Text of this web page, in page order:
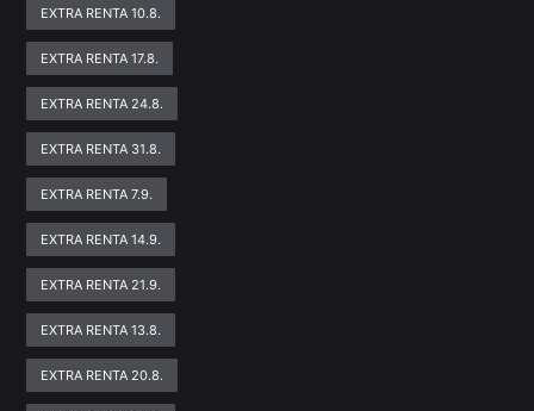
EXTRA RENTA 10.8.
EXTRA RENTA 17.8.
EXTRA RENTA 24.8.
EXTRA RENTA 31.8.
EXTRA RENTA 7.9.
EXTRA RENTA 14.9.
EXTRA RENTA 21.9.
EXTRA RENTA 13.8.
EXTRA RENTA 20.8.